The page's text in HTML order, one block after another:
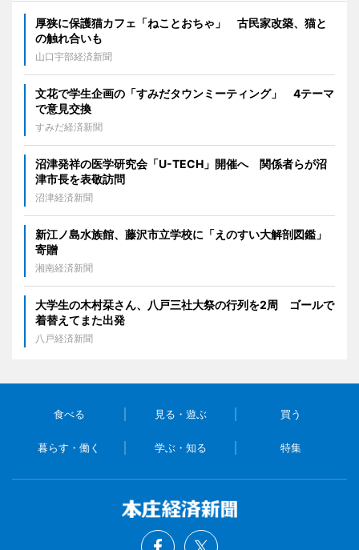
厚狭に保護猫カフェ「ねことおちゃ」 古民家改築、猫と
の触れ合いも
山口宇部経済新聞
文花で学生企画の「すみだタウンミーティング」 4テーマ
で意見交換
すみだ経済新聞
沼津発祥の医学研究会「U-TECH」開催へ 関係者らが沼
津市長を表敬訪問
沼津経済新聞
新江ノ島水族館、藤沢市立学校に「えのすい大解剖図鑑」
寄贈
湘南経済新聞
大学生の木村栞さん、八戸三社大祭の行列を2周 ゴールで
着替えてまた出発
八戸経済新聞
食べる 見る・遊ぶ 買う
暮らす・働く 学ぶ・知る 特集